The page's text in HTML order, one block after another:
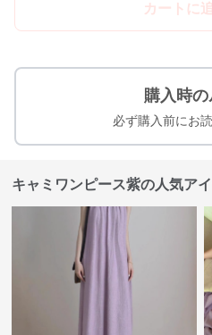
カートに
購入時
必ず購入前にお
キャミワンピース紫の人気ア